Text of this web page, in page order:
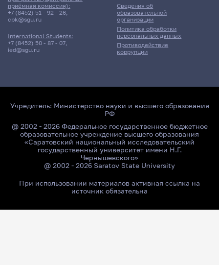
приёмная комиссия):
+7 (8452) 51 - 92 - 26,
cpk@sgu.ru
International Students:
+7 (8452) 50 - 87 - 07,
ied@sgu.ru
Сведения об
образовательной
организации
Политика обработки
персональных данных
Противодействие
коррупции
Учредитель: Министерство науки и высшего образования
РФ
@ 2002 - 2026 Федеральное государственное бюджетное
образовательное учреждение высшего образования
«Саратовский национальный исследовательский
государственный университет имени Н.Г.
Чернышевского»
@ 2002 - 2026 Saratov State University
При использовании материалов активная ссылка на
источник обязательна